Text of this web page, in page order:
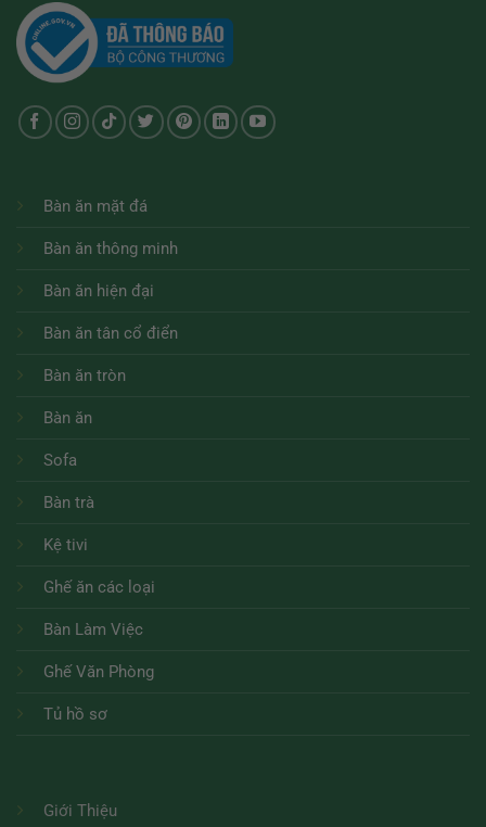
Bàn ăn mặt đá
Bàn ăn thông minh
Bàn ăn hiện đại
Bàn ăn tân cổ điển
Bàn ăn tròn
Bàn ăn
Sofa
Bàn trà
Kệ tivi
Ghế ăn các loại
Bàn Làm Việc
Ghế Văn Phòng
Tủ hồ sơ
Giới Thiệu